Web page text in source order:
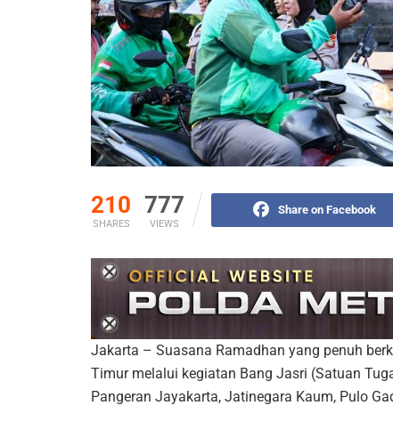
210
SHARES
777
VIEWS
Share on Facebook
Jakarta – Suasana Ramadhan yang penuh
Timur melalui kegiatan Bang Jasri (Satuan
Pangeran Jayakarta, Jatinegara Kaum, Pulo